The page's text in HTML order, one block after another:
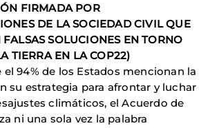
FIRMADA POR
DE LA SOCIEDAD CIVIL QUE
SOLUCIONES EN TORNO
TIERRA EN LA COP22)
el 94% de los Estados mencionan la
su estrategia para afrontar y luchar
climáticos, el Acuerdo de
ni una sola vez la palabra